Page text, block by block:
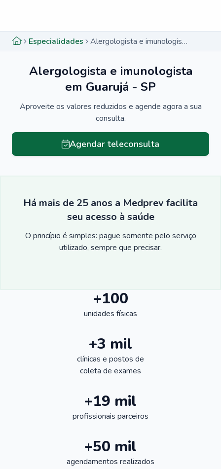
Especialidades Alergologista e imunologista em Guarujá - SP
Alergologista e imunologista
em Guarujá - SP
Aproveite os valores reduzidos e agende agora a sua
consulta.
Agendar teleconsulta
Há mais de 25 anos a Medprev facilita
seu acesso à saúde
O princípio é simples: pague somente pelo serviço
utilizado, sempre que precisar.
+100
unidades físicas
+3 mil
clínicas e postos de
coleta de exames
+19 mil
profissionais parceiros
+50 mil
agendamentos realizados